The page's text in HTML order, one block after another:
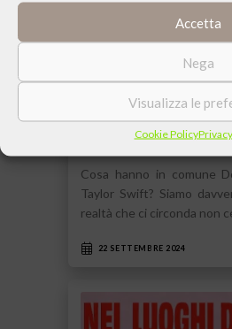
Accetta
Nega
Visualizza le
Cookie Policy
Cosa hanno in comune
Taylor Swift? Siamo
realtà che ci circonda non
22 SETTEMBRE 2024